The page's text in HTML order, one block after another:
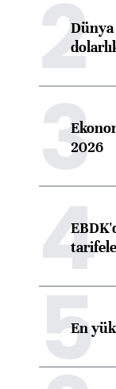
2Dünya
3
2026
4
5
En